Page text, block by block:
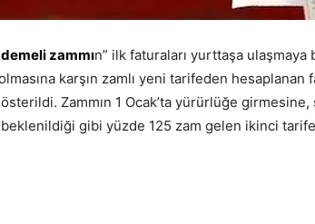
zammın” ilk faturaları yurttaşa
karşın zamlı yeni tarifeden
Zammın 1 Ocak’ta yürürlüğe girmesine,
beklenildiği gibi yüzde 125 zam gelen ikinci